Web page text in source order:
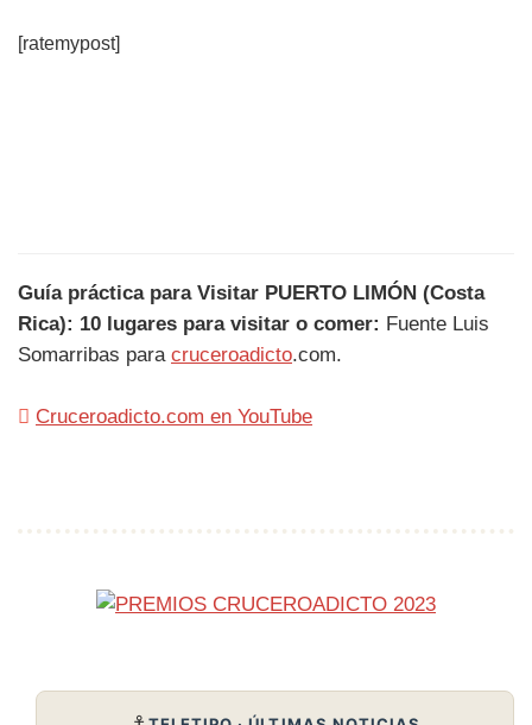
[ratemypost]
Guía práctica para Visitar PUERTO LIMÓN (Costa
Rica): 10 lugares para visitar o comer: Fuente Luis
Somarribas para cruceroadicto.com.
Cruceroadicto.com en YouTube